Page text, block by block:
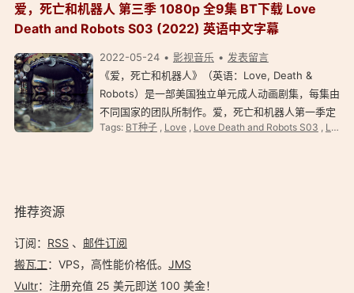
爱，死亡和机器人 第三季 1080p 全9集 BT下载 Love
Death and Robots S03 (2022) 英语中文字幕
2022-05-24 影视音乐
发表留言
《爱，死亡和机器人》（英语：Love, Death &
Robots）是一部美国独立单元成人动画剧集，每集由
不同国家的团队所制作。爱，死亡和机器人第一季定
于 2019 年 3 月 15 日在奈飞首播，共 18 集，爱，
Tags: BT种子, Love, Love Death and Robots S03 , Love，Death & Robots
推荐资源
订阅： RSS 、 邮件订阅
搬瓦工：VPS，高性能价格低。️ JMS
Vultr：注册充值 25 美元即送 100 美金！